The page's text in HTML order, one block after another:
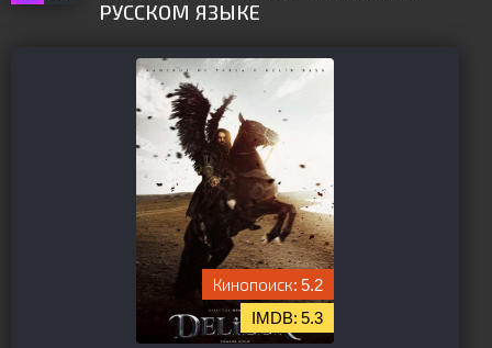
РУССКОМ ЯЗЫКЕ
5.2
5.3